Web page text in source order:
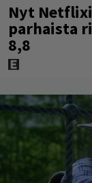
Nyt
parhaista
8,8